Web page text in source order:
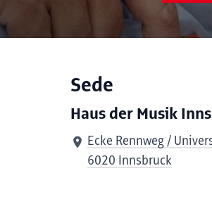
Sede
Haus der Musik
Ecke Rennweg /
6020 Innsbruck